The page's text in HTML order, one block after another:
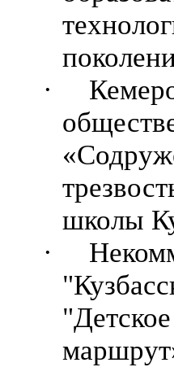
·
школы
·